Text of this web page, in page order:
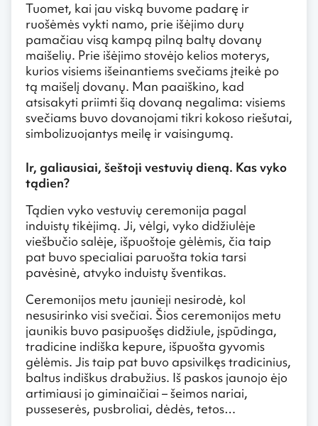
Tuomet, kai jau viską buvome padarę ir
ruošėmės vykti namo, prie išėjimo durų
pamačiau visą kampą pilną baltų dovanų
maišelių. Prie išėjimo stovėjo kelios moterys,
kurios visiems išeinantiems svečiams įteikė po
tą maišelį dovanų. Man paaiškino, kad
atsisakyti priimti šią dovaną negalima: visiems
svečiams buvo dovanojami tikri kokoso riešutai,
simbolizuojantys meilę ir vaisingumą.
Ir, galiausiai, šeštoji vestuvių dieną. Kas vyko
tądien?
Tądien vyko vestuvių ceremonija pagal
induistų tikėjimą. Ji, vėlgi, vyko didžiulėje
viešbučio salėje, išpuoštoje gėlėmis, čia taip
pat buvo specialiai paruošta tokia tarsi
pavėsinė, atvyko induistų šventikas.
Ceremonijos metu jaunieji nesirodė, kol
nesusirinko visi svečiai. Šios ceremonijos metu
jaunikis buvo pasipuošęs didžiule, įspūdinga,
tradicine indiška kepure, išpuošta gyvomis
gėlėmis. Jis taip pat buvo apsivilkęs tradicinius,
baltus indiškus drabužius. Iš paskos jaunojo ėjo
artimiausi jo giminaičiai – šeimos nariai,
pusseserės, pusbroliai, dėdės, tetos…